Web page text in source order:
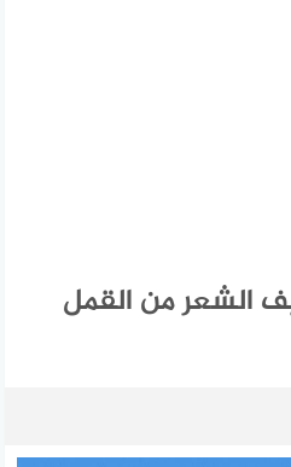
الشعر من القمل